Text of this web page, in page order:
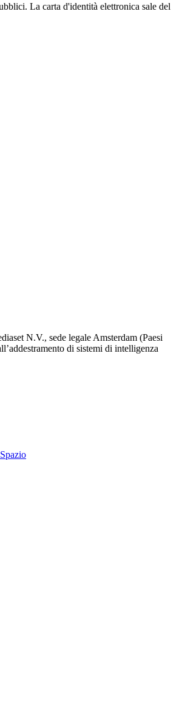
La carta d'identità elettronica sale del
N.V., sede legale Amsterdam (Paesi
di sistemi di intelligenza
Spazio